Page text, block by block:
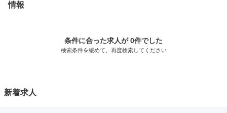
情報
条件に合った求人が 0件でした
検索条件を緩めて、再度検索してください
新着求人